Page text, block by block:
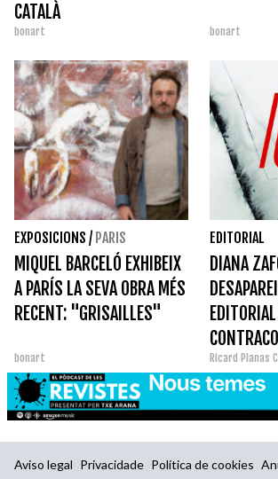
CATALÀ
bonart bonart
EXPOSICIONS / PARIS
MIQUEL BARCELÓ EXHIBEIX
A PARÍS LA SEVA OBRA MÉS
RECENT: "GRISAILLES"
bonart
EDITORIAL
DIANA
Ricard Planas
Aviso legal Privacidade Política de cookies